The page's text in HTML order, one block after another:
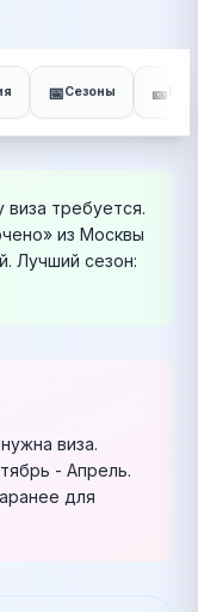
📅Сезоны 🎫
виза требуется.
из Москвы
Лучший сезон:
виза.
- Апрель.
для